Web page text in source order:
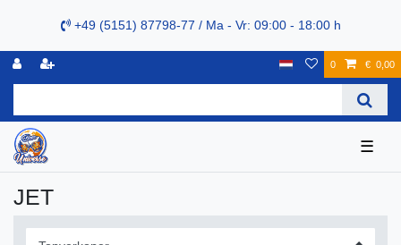
+49 (5151) 87798-77 / Ma - Vr: 09:00 - 18:00 h
0 € 0,00
☰
JET